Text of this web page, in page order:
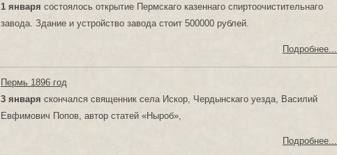
1 января состоялось открытие Пермскаго казеннаго спиртоочистительнаго
завода. Здание и устройство завода стоит 500000 рублей.
Подробнее...
Пермь 1896 год
3 января скончался священник села Искор, Чердынскаго уезда, Василий
Евфимович Попов, автор статей «Ныроб»,
Подробнее...